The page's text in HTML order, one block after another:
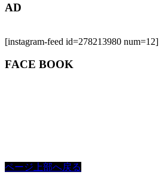
AD
[instagram-feed id=278213980 num=12]
FACE BOOK
ページ上部へ戻る